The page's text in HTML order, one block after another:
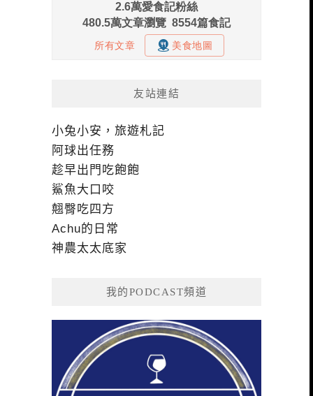
友站連結
小兔小安，旅遊札記
阿球出任務
趁早出門吃飽飽
鯊魚大口咬
翹臀吃四方
Achu的日常
神農太太底家
我的PODCAST頻道